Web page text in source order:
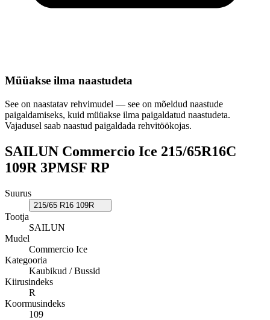
Müüakse ilma naastudeta
See on naastatav rehvimudel — see on mõeldud naastude
paigaldamiseks, kuid müüakse ilma paigaldatud naastudeta.
Vajadusel saab naastud paigaldada rehvitöökojas.
SAILUN Commercio Ice 215/65R16C
109R 3PMSF RP
Suurus
215/65 R16 109R
Tootja
SAILUN
Mudel
Commercio Ice
Kategooria
Kaubikud / Bussid
Kiirusindeks
R
Koormusindeks
109